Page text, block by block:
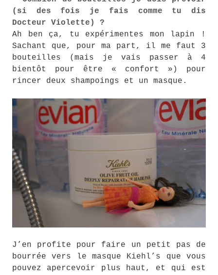
(si des fois je fais comme tu dis
Docteur Violette) ?
Ah ben ça, tu expérimentes mon lapin !
Sachant que, pour ma part, il me faut 3
bouteilles (mais je vais passer à 4
bientôt pour être « confort ») pour
rincer deux shampoings et un masque.
J’en profite pour faire un petit pas de
bourrée vers le masque Kiehl’s que vous
pouvez apercevoir plus haut, et qui est